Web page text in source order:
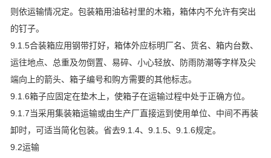
则依运输情况定。包装箱用油毡衬里的木箱，箱体内不允许有突出
的钉子。
9.1.5合装箱应用钢带打好，箱体外应标明厂名、货名、箱内台数、
运往地点、总重及勿倒置、易碎、小心轻放、防雨防潮等字样及尖
端向上的箭头、箱子编号和购方需要的其他标志。
9.1.6箱子应固定在垫木上，使箱子在运输过程中处于正确方位。
9.1.7当采用集装箱运输或由生产厂直接运到使用单位、中间不再装
卸时，可适当简化包装。省去9.1.4、9.1.5、9.1.6规定。
9.2运输